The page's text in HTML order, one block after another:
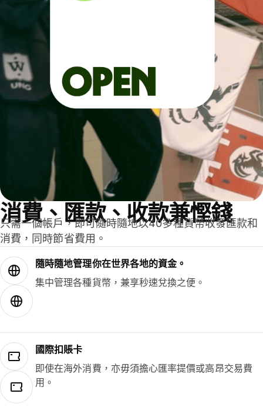
消費、匯款、收款兼慳錢
只需一個帳戶，即可隨時隨地以40多種貨幣收發匯款和
消費，同時節省費用。
隨時隨地管理你在世界各地的資金。
集中管理各種貨幣，兼享秒速兌換之便。
國際扣賬卡
即使在海外消費，亦毋須擔心匯率提價或高昂交易費
用。